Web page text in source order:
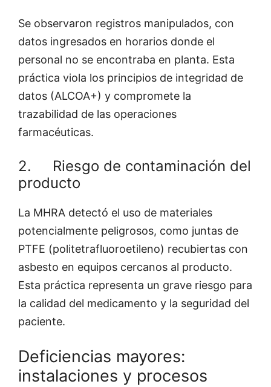
Se observaron registros manipulados, con
datos ingresados en horarios donde el
personal no se encontraba en planta. Esta
práctica viola los principios de integridad de
datos (ALCOA+) y compromete la
trazabilidad de las operaciones
farmacéuticas.
2. Riesgo de contaminación del
producto
La MHRA detectó el uso de materiales
potencialmente peligrosos, como juntas de
PTFE (politetrafluoroetileno) recubiertas con
asbesto en equipos cercanos al producto.
Esta práctica representa un grave riesgo para
la calidad del medicamento y la seguridad del
paciente.
Deficiencias mayores:
instalaciones y procesos